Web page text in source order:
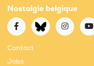
Nostalgie belgique
Contact
Jobs